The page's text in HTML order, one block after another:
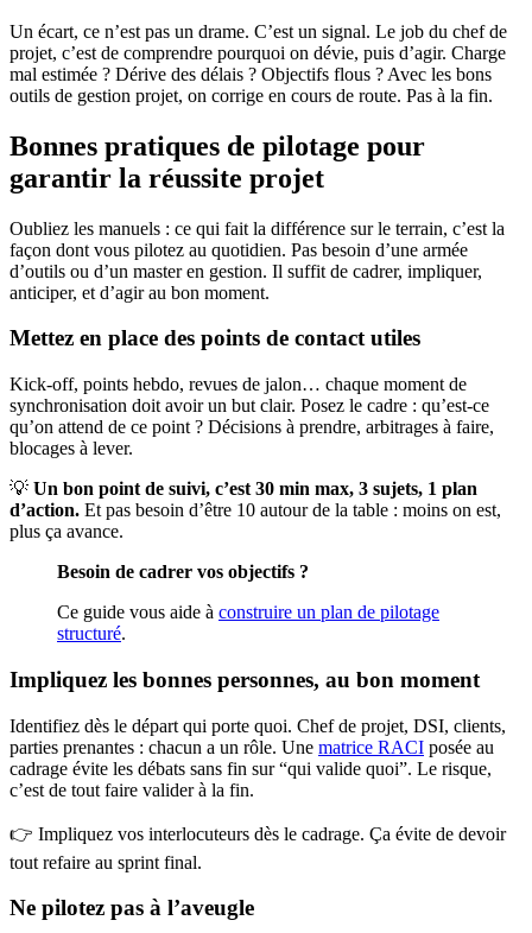
Un écart, ce n’est pas un drame. C’est un signal. Le job du chef de
projet, c’est de comprendre pourquoi on dévie, puis d’agir. Charge
mal estimée ? Dérive des délais ? Objectifs flous ? Avec les bons
outils de gestion projet, on corrige en cours de route. Pas à la fin.
Bonnes pratiques de pilotage pour
garantir la réussite projet
Oubliez les manuels : ce qui fait la différence sur le terrain, c’est la
façon dont vous pilotez au quotidien. Pas besoin d’une armée
d’outils ou d’un master en gestion. Il suffit de cadrer, impliquer,
anticiper, et d’agir au bon moment.
Mettez en place des points de contact utiles
Kick-off, points hebdo, revues de jalon… chaque moment de
synchronisation doit avoir un but clair. Posez le cadre : qu’est-ce
qu’on attend de ce point ? Décisions à prendre, arbitrages à faire,
blocages à lever.
💡 Un bon point de suivi, c’est 30 min max, 3 sujets, 1 plan
d’action. Et pas besoin d’être 10 autour de la table : moins on est,
plus ça avance.
Besoin de cadrer vos objectifs ?
Ce guide vous aide à construire un plan de pilotage
structuré.
Impliquez les bonnes personnes, au bon moment
Identifiez dès le départ qui porte quoi. Chef de projet, DSI, clients,
parties prenantes : chacun a un rôle. Une matrice RACI posée au
cadrage évite les débats sans fin sur “qui valide quoi”. Le risque,
c’est de tout faire valider à la fin.
👉 Impliquez vos interlocuteurs dès le cadrage. Ça évite de devoir
tout refaire au sprint final.
Ne pilotez pas à l’aveugle